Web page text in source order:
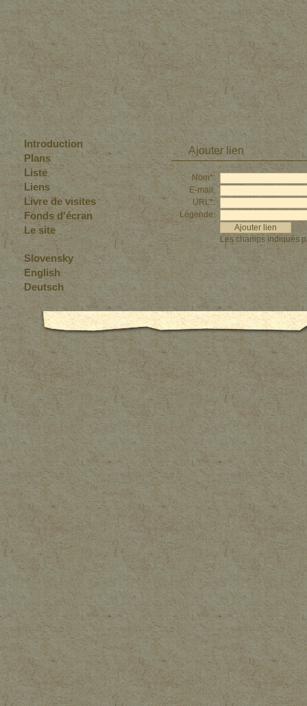
Ajouter lien
Nom*:
E-mail:
URL*:
Légende:
Les champs indiqués
Introduction
Plans
Liste
Liens
Livre de visites
Fonds d'écran
Le site
Slovensky
English
Deutsch